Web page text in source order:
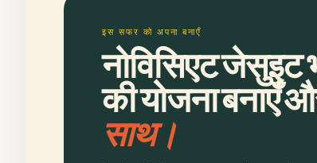
इस सफर को अपना बनाएँ
नोविसिएट जेसुइट
की योजना बनाएँ
साथ।